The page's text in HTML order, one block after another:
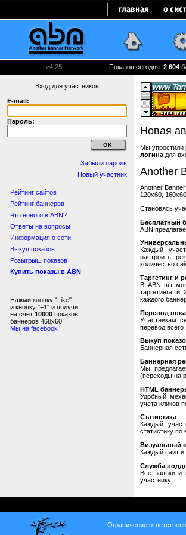
v4.25 Показов сегодня: 2 604
Вход для участников
E-mail:
Пароль:
Забыли пароль
Новый участник
Рейтинг сайтов
Рейтинг баннеров
Что нового в ABN?
Ответы на вопросы
Информация о сети
Выкуп показов
Розыгрыш показов
Купить показы в ABN
Нажми кнопку "Like"
и кнопку "+1" и получи
на счет 10000 показов
баннеров 468x60!
Мы на facebook
Новая
Мы упростили
логина для
Another
Another
120x60,
Становясь
Бесплатный
ABN
Каждый
настроить
количество
Таргетинг и
В ABN вы
таргетинга
каждого
Перевод
Участникам
перевод всего
Выкуп
Баннерная
Баннерная
Мы
(переходы на
HTML
Удобный
учета кликов
Статистика
Каждый
статистику по
Визуальный
Каждый сайт и
Служба
Все заявки и
участнику.
Ограничение